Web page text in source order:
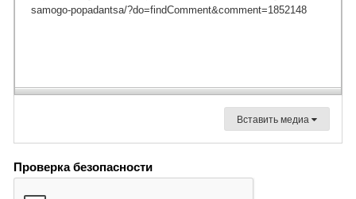
Вставить медиа
Проверка безопасности